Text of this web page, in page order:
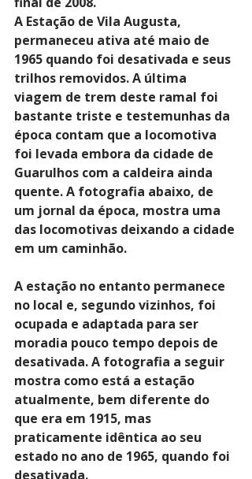
A Estação de Vila Augusta,
permaneceu ativa até maio de
1965 quando foi desativada e seus
trilhos removidos. A última
viagem de trem deste ramal foi
bastante triste e testemunhas da
época contam que a locomotiva
foi levada embora da cidade de
Guarulhos com a caldeira ainda
quente. A fotografia abaixo, de
um jornal da época, mostra uma
das locomotivas deixando a cidade
em um caminhão.
A estação no entanto permanece
no local e, segundo vizinhos, foi
ocupada e adaptada para ser
moradia pouco tempo depois de
desativada. A fotografia a seguir
mostra como está a estação
atualmente, bem diferente do
que era em 1915, mas
praticamente idêntica ao seu
estado no ano de 1965, quando foi
desativada.